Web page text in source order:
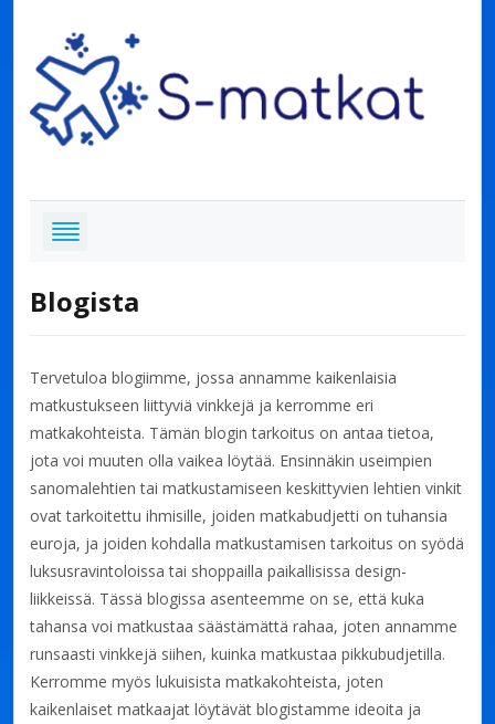
Blogista
Tervetuloa blogiimme, jossa annamme kaikenlaisia
matkustukseen liittyviä vinkkejä ja kerromme eri
matkakohteista. Tämän blogin tarkoitus on antaa tietoa,
jota voi muuten olla vaikea löytää. Ensinnäkin useimpien
sanomalehtien tai matkustamiseen keskittyvien lehtien vinkit
ovat tarkoitettu ihmisille, joiden matkabudjetti on tuhansia
euroja, ja joiden kohdalla matkustamisen tarkoitus on syödä
luksusravintoloissa tai shoppailla paikallisissa design-
liikkeissä. Tässä blogissa asenteemme on se, että kuka
tahansa voi matkustaa säästämättä rahaa, joten annamme
runsaasti vinkkejä siihen, kuinka matkustaa pikkubudjetilla.
Kerromme myös lukuisista matkakohteista, joten
kaikenlaiset matkaajat löytävät blogistamme ideoita ja